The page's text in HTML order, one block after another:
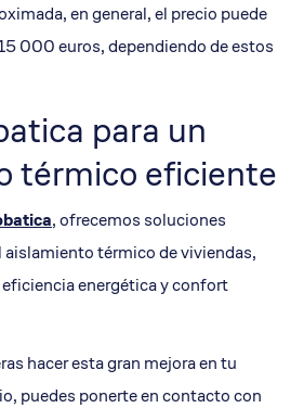
en general, el precio puede
000 euros, dependiendo de estos
para un
térmico eficiente
, ofrecemos soluciones
aislamiento térmico de viviendas,
energética y confort
hacer esta gran mejora en tu
puedes ponerte en contacto con